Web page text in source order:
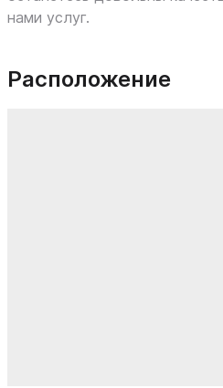
нами услуг.
Расположение